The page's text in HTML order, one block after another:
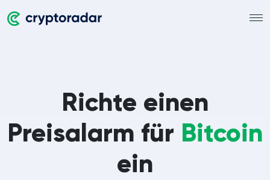
Richte einen
Preisalarm für Bitcoin
ein